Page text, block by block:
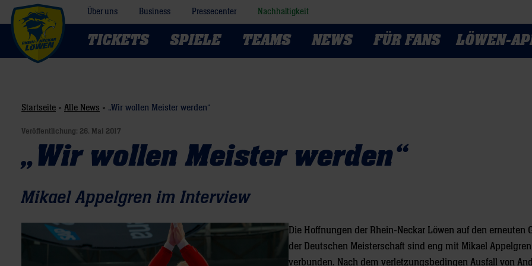
Über uns Business Pressecenter Nachhaltigkeit
TICKETS SPIELE TEAMS NEWS FÜR FANS LÖWEN-
Startseite » Alle News » „Wir wollen Meister werden“
Veröffentlichung: 26. Mai 2017
„Wir wollen Meister werden“
Mikael Appelgren im Interview
Die Hoffnungen der Rhein-Neckar Löwen auf den erneuten
der Deutschen Meisterschaft sind eng mit Mikael Appelgren
verbunden. Nach dem verletzungsbedingen Ausfall von